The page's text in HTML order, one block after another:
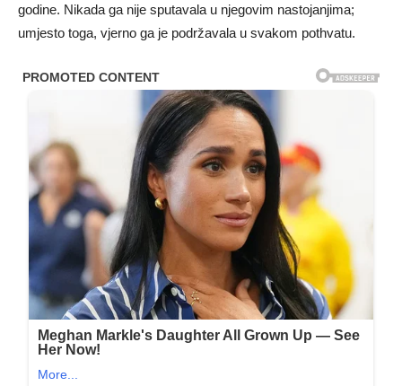
godine. Nikada ga nije sputavala u njegovim nastojanjima;
umjesto toga, vjerno ga je podržavala u svakom pothvatu.